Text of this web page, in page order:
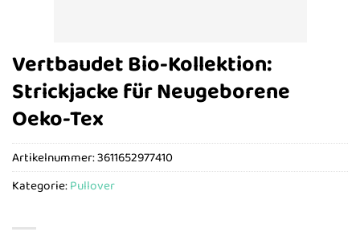
Vertbaudet Bio-Kollektion:
Strickjacke für Neugeborene
Oeko-Tex
Artikelnummer:3611652977410
Kategorie:Pullover